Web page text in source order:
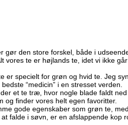
den store forskel, både i
vores te er højlands te, idet vi ikke
er specielt for grøn og hvid te. Jeg
“medicin” i en stresset verden.
et te træ, hvor nogle blade faldt
og finder vores helt egen favoritter.
gode egenskaber som grøn te,
falde i søvn, er en afslappende kop